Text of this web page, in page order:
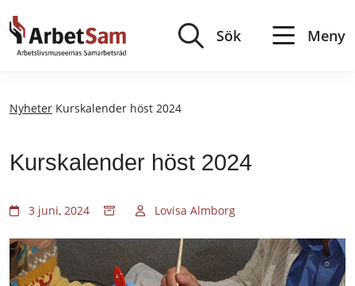
innehållet
Sök Meny
Nyheter Kurskalender höst 2024
Kurskalender höst 2024
3 juni, 2024 Lovisa Almborg